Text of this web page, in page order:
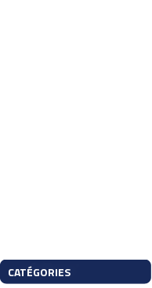
CATÉGORIES